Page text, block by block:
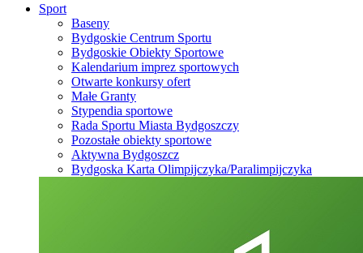
Sport
Baseny
Bydgoskie Centrum Sportu
Bydgoskie Obiekty Sportowe
Kalendarium imprez sportowych
Otwarte konkursy ofert
Małe Granty
Stypendia sportowe
Rada Sportu Miasta Bydgoszczy
Pozostałe obiekty sportowe
Aktywna Bydgoszcz
Bydgoska Karta Olimpijczyka/Paralimpijczyka